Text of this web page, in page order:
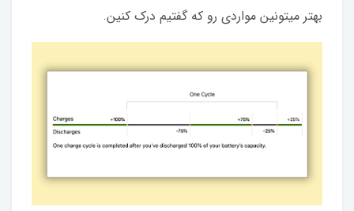
بهتر میتونین مواردی رو که گفتیم درک کنین.